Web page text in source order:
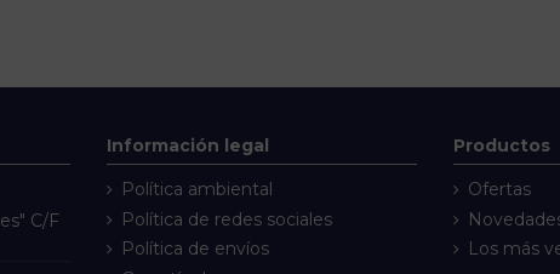
C/F
Información legal
Política ambiental
Política de redes sociales
Política de envíos
Productos
Ofertas
Los más